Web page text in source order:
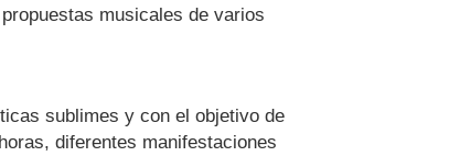
musicales de varios
sublimes y con el objetivo de
diferentes manifestaciones